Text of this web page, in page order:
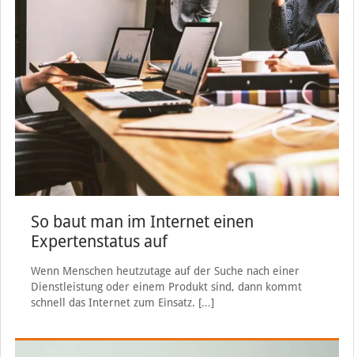
So baut man im Internet einen
Expertenstatus auf
Wenn Menschen heutzutage auf der Suche nach einer
Dienstleistung oder einem Produkt sind, dann kommt
schnell das Internet zum Einsatz. […]